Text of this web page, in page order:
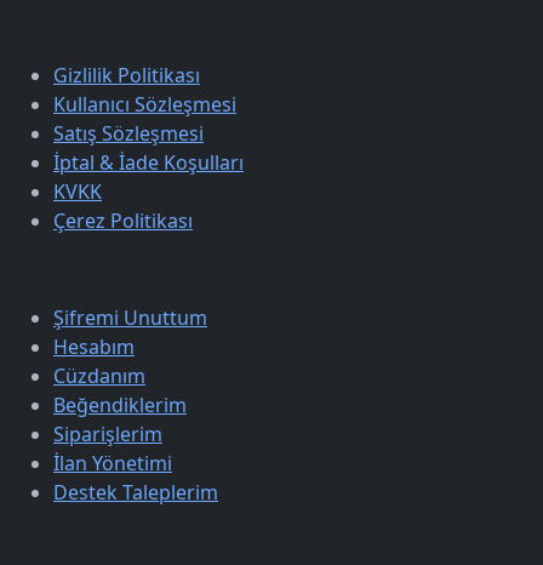
Gizlilik Politikası
Kullanıcı Sözleşmesi
Satış Sözleşmesi
İptal & İade Koşulları
KVKK
Çerez Politikası
Şifremi Unuttum
Hesabım
Cüzdanım
Beğendiklerim
Siparişlerim
İlan Yönetimi
Destek Taleplerim